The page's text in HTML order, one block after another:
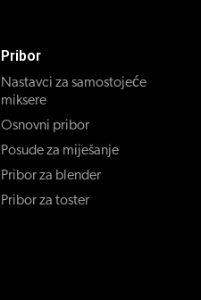
Pribor
Nastavci za samostojeće
miksere
Osnovni pribor
Posude za miješanje
Pribor za blender
Pribor za toster